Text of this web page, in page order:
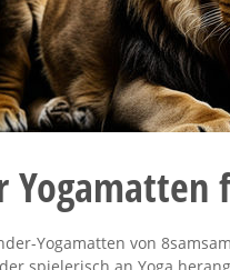
Yogamatten
Yogamatten von